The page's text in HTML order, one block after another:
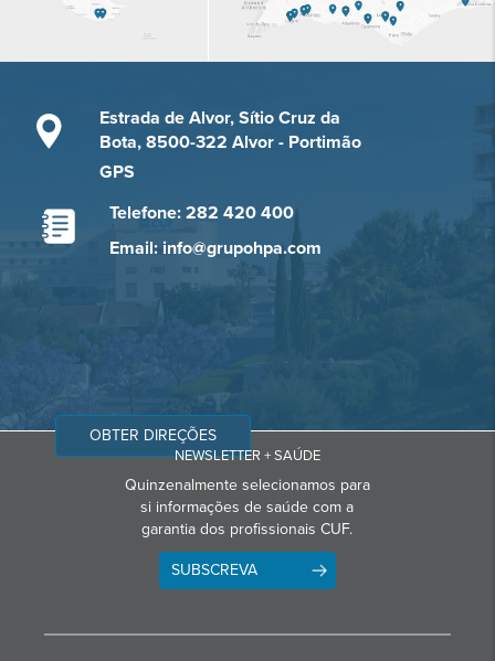
Estrada de Alvor, Sítio Cruz da
Bota, 8500-322 Alvor - Portimão
GPS
Telefone: 282 420 400
Email: info@grupohpa.com
OBTER DIREÇÕES
NEWSLETTER + SAÚDE
Quinzenalmente selecionamos para
si informações de saúde com a
garantia dos profissionais CUF.
SUBSCREVA